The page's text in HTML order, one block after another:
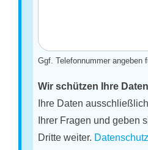
Ggf. Telefonnummer angeben
Wir schützen Ihre
Ihre Daten
Ihrer Fragen und geben
Dritte weiter.